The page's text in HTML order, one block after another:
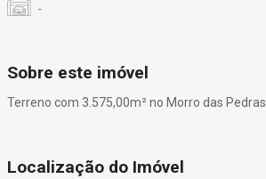
-
Sobre este imóvel
Terreno com 3.575,00m² no Morro das Pedras.
Localização do Imóvel